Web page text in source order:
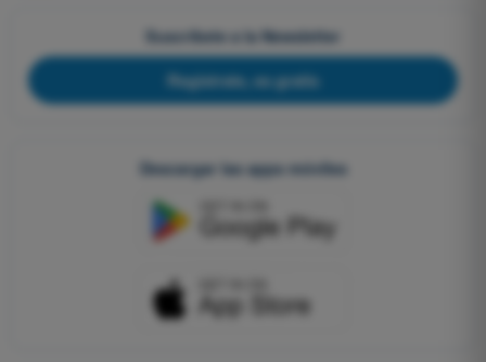
Suscríbete a la Newsletter
Regístrate, es gratis
Descargar las apps móviles